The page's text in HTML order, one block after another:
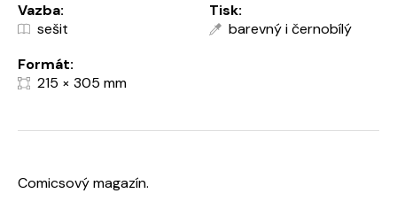
Vazba:
sešit
Tisk:
barevný i černobílý
Formát:
215 × 305 mm
Comicsový magazín.